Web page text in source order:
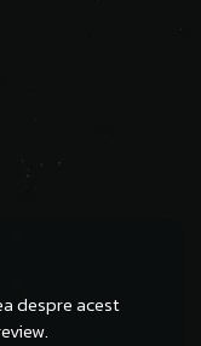
despre acest